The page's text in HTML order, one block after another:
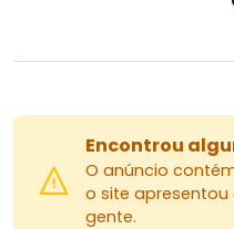
Encontrou
O anúncio
o site apresentou
gente.